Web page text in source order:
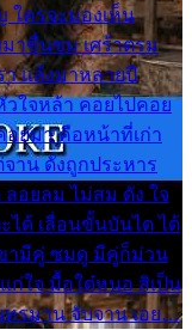
ใครจะมองเห็น
มาขื่นขม เศร้าตรม
า แล้งมาหลายปี
ใจหล้า คอยไปคอย
ยมา คือหน้าที่เก่า
าน ดั่งถูกประหาร
อยลม ไม่สม ดัง ใจ
ได้ เลื่อนขั้นบันได ได้
ขามีคู่ ซมดู มีคู่ก็ม่วน
ก่ใจ มื้อใด๋หนอ สิเป็น
ทรมาน จับจาน เอย…